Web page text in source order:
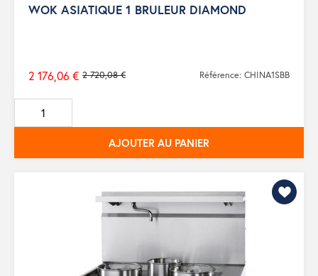
WOK ASIATIQUE 1 BRULEUR DIAMOND
Prix
de
base
2 720,08 €
2 176,06 € Référence: CHINA1SBB
AJOUTER AU PANIER